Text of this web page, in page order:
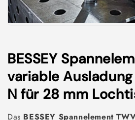
K
a
t
e
BESSEY
variable
N für 28 mm
Das BESSEY Spannelement